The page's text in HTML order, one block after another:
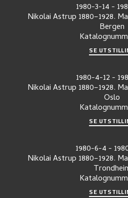
1980-3-14-
Nikolai Astrup 1880–1928.
Bergen
SE
1980-4-12-
Nikolai Astrup 1880–1928.
Oslo
SE
1980-6-4-
Nikolai Astrup 1880–1928.
SE